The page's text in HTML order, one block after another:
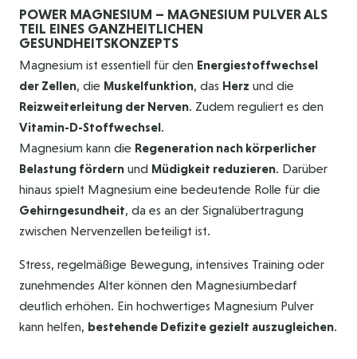
POWER MAGNESIUM – MAGNESIUM PULVER ALS
TEIL EINES GANZHEITLICHEN
GESUNDHEITSKONZEPTS
Magnesium ist essentiell für den Energiestoffwechsel
der Zellen, die Muskelfunktion, das Herz und die
Reizweiterleitung der Nerven. Zudem reguliert es den
Vitamin-D-Stoffwechsel.
Magnesium kann die Regeneration nach körperlicher
Belastung fördern und Müdigkeit reduzieren. Darüber
hinaus spielt Magnesium eine bedeutende Rolle für die
Gehirngesundheit, da es an der Signalübertragung
zwischen Nervenzellen beteiligt ist.
Stress, regelmäßige Bewegung, intensives Training oder
zunehmendes Alter können den Magnesiumbedarf
deutlich erhöhen. Ein hochwertiges Magnesium Pulver
kann helfen, bestehende Defizite gezielt auszugleichen.